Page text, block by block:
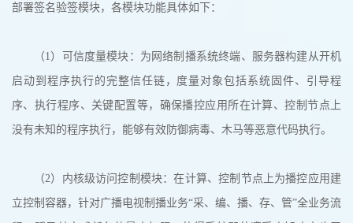
部署签名验签模块，各模块功能具体如下：
（1）可信度量模块：为网络制播系统终端、服务器构建从开机
启动到程序执行的完整信任链，度量对象包括系统固件、引导程
序、执行程序、关键配置等，确保播控应用所在计算、控制节点上
没有未知的程序执行，能够有效防御病毒、木马等恶意代码执行。
（2）内核级访问控制模块：在计算、控制节点上为播控应用建
立控制容器，针对广播电视制播业务“采、编、播、存、管”全业务流